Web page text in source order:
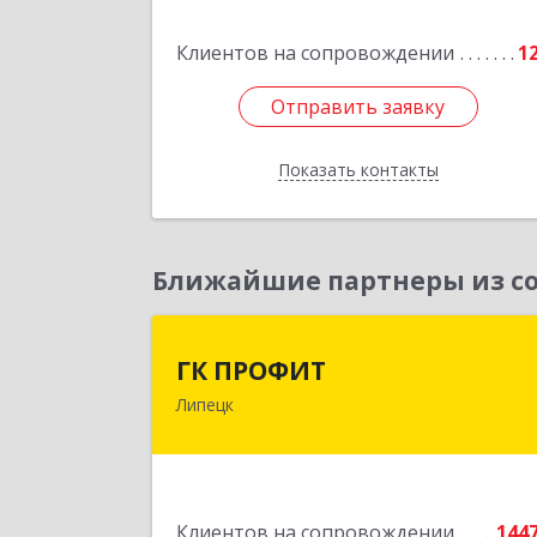
Клиентов на сопровождении
Отправить заявку
Показать контакты
Отправить заявку
Назад
Ближайшие партнеры из
ГК ПРОФИТ
Липецк398001, Липецкая обл, Липецк г,